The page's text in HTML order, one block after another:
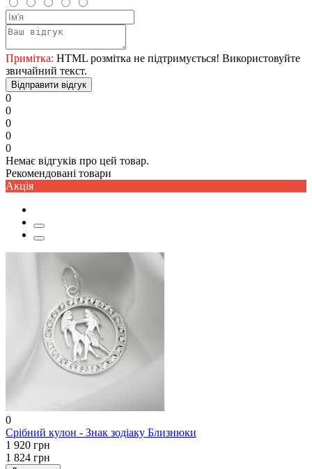
Примітка: HTML розмітка не підтримується! Використовуйте
звичайний текст.
Відправити відгук
0
0
0
0
0
Немає відгуків про цей товар.
Рекомендовані товари
Акцiя
0
Срібний кулон - Знак зодіаку Близнюки
1 920 грн
1 824 грн